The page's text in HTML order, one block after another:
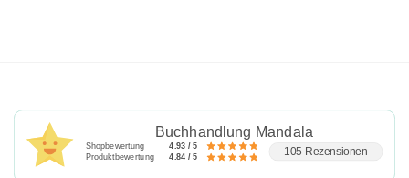
Buchhandlung Mandala
Shopbewertung 4.93 / 5
Produktbewertung 4.84 / 5 105 Rezensionen